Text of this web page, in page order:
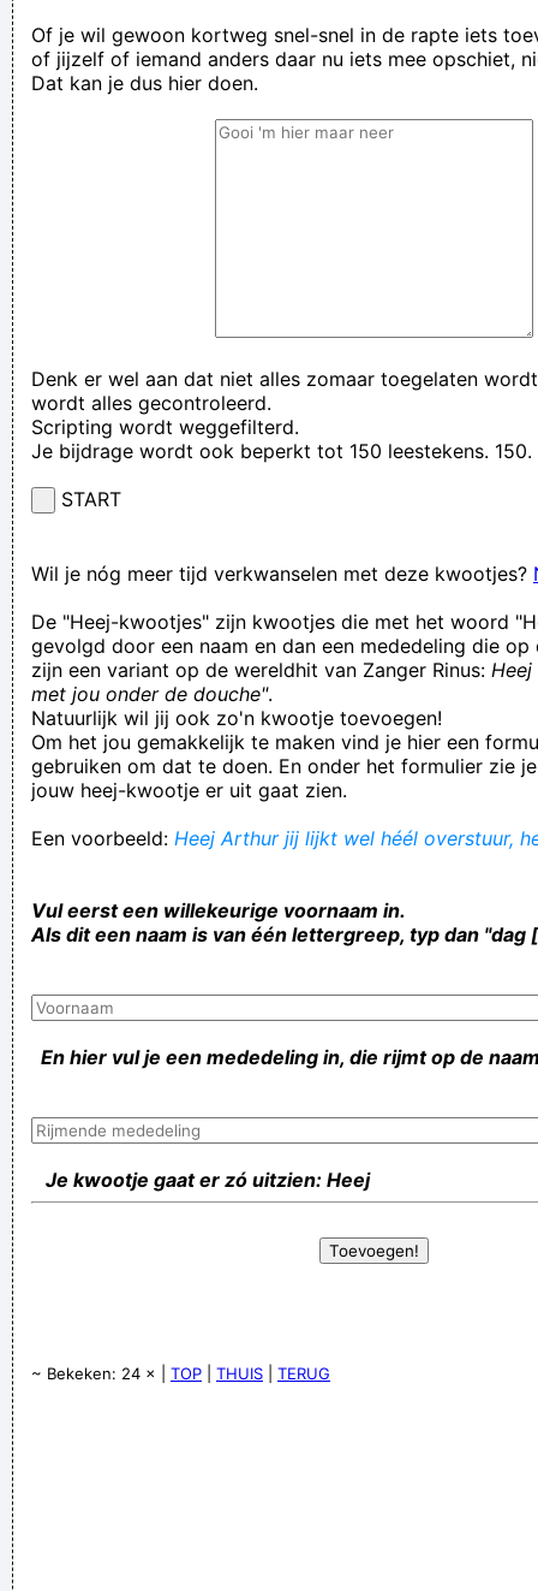
Of je wil gewoon kortweg snel-snel in de rapte iets
of jijzelf of iemand anders daar nu iets mee opschiet,
Dat kan je dus hier doen.
Denk er wel aan dat niet alles zomaar toegelaten
wordt alles gecontroleerd.
Scripting wordt weggefilterd.
Je bijdrage wordt ook beperkt tot 150 leestekens. 150.
START
Wil je nóg meer tijd verkwanselen met deze kwootjes?
De "Heej-kwootjes" zijn kwootjes die met het woord
gevolgd door een naam en dan een mededeling die op
zijn een variant op de wereldhit van Zanger Rinus:
met jou onder de douche".
Natuurlijk wil jij ook zo'n kwootje toevoegen!
Om het jou gemakkelijk te maken vind je hier een
gebruiken om dat te doen. En onder het formulier zie
jouw heej-kwootje er uit gaat zien.
Een voorbeeld: Heej Arthur jij lijkt wel héél overstuur,
Vul eerst een willekeurige voornaam in.
Als dit een naam is van één lettergreep, typ dan "dag
En hier vul je een mededeling in, die rijmt op de
Je kwootje gaat er zó uitzien: Heej
~ Bekeken: 24 × | TOP THUIS TERUG